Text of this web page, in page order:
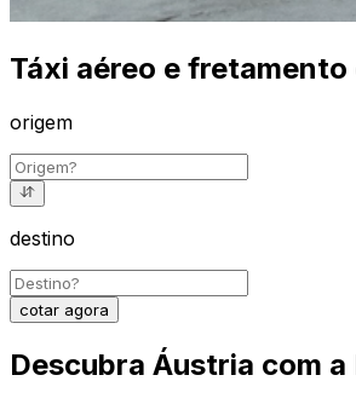
Táxi aéreo e
origem
destino
cotar agora
Descubra Áustria com a